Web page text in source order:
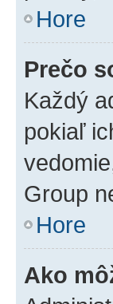
Hore
Prečo
Každý
pokiaľ
Group
Hore
Ako